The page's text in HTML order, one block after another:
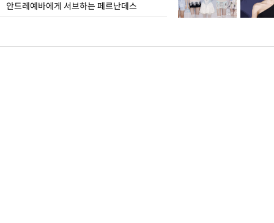
안드레예바에게 서브하는 페르난데스